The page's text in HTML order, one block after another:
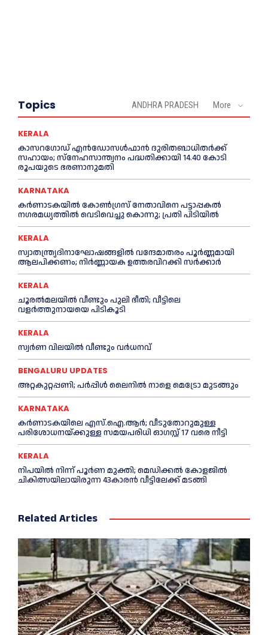
Topics ANDHRA PRADESH More
KERALA
കാസറഗോഡ് എന്‍ഡോസള്‍ഫാന്‍ ദുരിതബാധിതര്‍ക്ക്
സഹായം; സ്‌നേഹസാന്ത്വനം പദ്ധതിക്കായി 14.40 കോടി
രൂപയുടെ ഭരണാനുമതി
KARNATAKA
കർണാടകയിൽ കോണ്‍ഗ്രസ് നേതാവിനെ പട്ടാപ്പകല്‍
നഗരമധ്യത്തില്‍ വെടിവെച്ചു കൊന്നു; പ്രതി പിടിയില്‍
KERALA
സ്വാതന്ത്ര്യദിനാഘോഷങ്ങളില്‍ വന്ദേമാതരം പൂര്‍ണ്ണമായി
ആലപിക്കണം; നിര്‍ണ്ണായക ഉത്തരവിറക്കി സര്‍ക്കാര്‍
KERALA
ചൂരല്‍മലയില്‍ വീണ്ടും പുലി ഭീതി; വീട്ടിലെ
വളര്‍ത്തുനായയെ പിടികൂടി
KERALA
സ്വർണ വിലയില്‍ വീണ്ടും വർധനവ്
BENGALURU UPDATES
അറ്റകുറ്റപ്പണി; പർപ്പിൾ ലൈനില്‍ നാളെ മെട്രോ മുടങ്ങും
KARNATAKA
കർണാടകയിലെ എസ്.ഐ.ആർ; വീടുതോറുമുള്ള
പരിശോധനയ്ക്കുള്ള സമയപരിധി ഓഗസ്റ്റ് 17 വരെ നീട്ടി
KERALA
നിപയില്‍ നിന്ന് പൂര്‍ണ മുക്തി; മെഡിക്കല്‍ കോളജില്‍
ചികിത്സയിലായിരുന്ന 43കാരന്‍ വീട്ടിലേക്ക് മടങ്ങി
Related Articles